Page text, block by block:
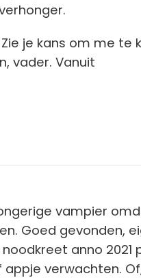
je kans om me te
vader. Vanuit
vampier
Goed gevonden,
anno 2021
verwachten.